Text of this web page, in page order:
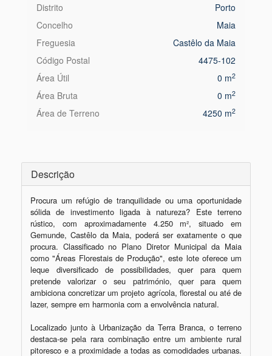
Distrito
Porto
Concelho
Maia
Freguesia
Castêlo da Maia
Código Postal
4475-102
Área Útil
0 m2
Área Bruta 0 m2
Área de Terreno 4250 m2
Descrição
Procura um refúgio de tranquilidade ou uma oportunidade
sólida de investimento ligada à natureza? Este terreno
rústico, com aproximadamente 4.250 m², situado em
Gemunde, Castêlo da Maia, poderá ser exatamente o que
procura. Classificado no Plano Diretor Municipal da Maia
como "Áreas Florestais de Produção", este lote oferece um
leque diversificado de possibilidades, quer para quem
pretende valorizar o seu património, quer para quem
ambiciona concretizar um projeto agrícola, florestal ou até de
lazer, sempre em harmonia com a envolvência natural.
Localizado junto à Urbanização da Terra Branca, o terreno
destaca-se pela rara combinação entre um ambiente rural
pitoresco e a proximidade a todas as comodidades urbanas.